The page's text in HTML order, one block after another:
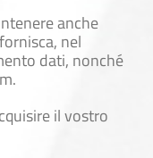
anche
nel
dati, nonché
il vostro